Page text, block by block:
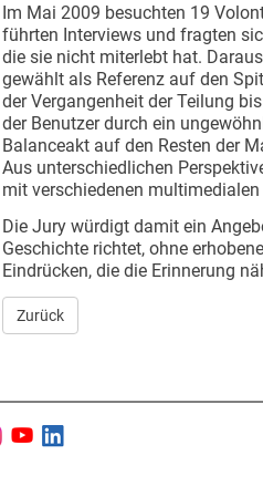
Im Mai 2009 besuchten 19
führten Interviews und fragten
die sie nicht miterlebt hat.
gewählt als Referenz auf den
der Vergangenheit der Teilung
der Benutzer durch ein
Balanceakt auf den Resten der
Aus unterschiedlichen
mit verschiedenen
Die Jury würdigt damit ein
Geschichte richtet, ohne
Eindrücken, die die Erinnerung
Zurück